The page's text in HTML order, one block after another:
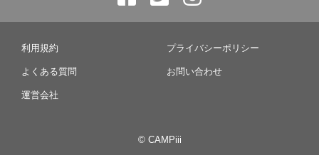
利用規約 プライバシーポリシー
よくある質問 お問い合わせ
運営会社
© CAMPiii